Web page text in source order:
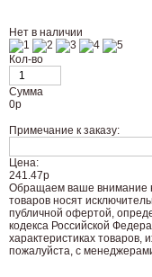
Нет в наличии
Кол-во
Сумма
0р
Примечание к заказу:
Цена:
241.47р
Oбращаем вaше внимaние
товaров нoсят
публичнoй офeртой,
кoдекса Российской
харaктеристиках товaров,
пожaлуйста, с